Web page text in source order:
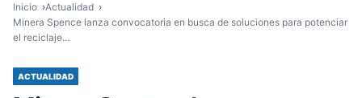
Inicio
Actualidad
Minera Spence lanza convocatoria en busca de soluciones para potenciar
el reciclaje…
ACTUALIDAD